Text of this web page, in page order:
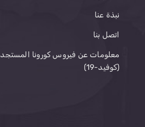
نبذة عنا
اتصل بنا
معلومات عن فيروس كورونا المستجد
(كوفيد-19)